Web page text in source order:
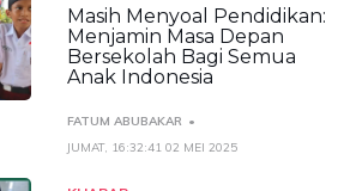
Masih Menyoal Pendidikan:
Menjamin Masa Depan
Bersekolah Bagi Semua
Anak Indonesia
FATUM ABUBAKAR
JUMAT, 16:32:41 02 MEI 2025